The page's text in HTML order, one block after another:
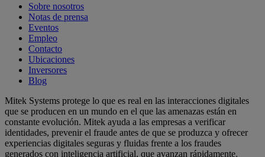
Sobre nosotros
Notas de prensa
Eventos
Empleo
Contacto
Ubicaciones
Inversores
Blog
Mitek Systems protege lo que es real en las interacciones digitales
que se producen en un mundo en el que las amenazas están en
constante evolución. Mitek ayuda a las empresas a verificar
identidades, prevenir el fraude antes de que se produzca y ofrecer
experiencias digitales seguras y fluidas frente a los fraudes
generados con inteligencia artificial, que avanzan rápidamente.